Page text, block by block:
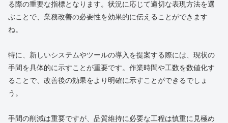
る際の重要な指標となります。状況に応じて適切な表現方法を選
ぶことで、業務改善の必要性を効果的に伝えることができます
ね。
特に、新しいシステムやツールの導入を提案する際には、現状の
手間を具体的に示すことが重要です。作業時間や工数を数値化す
ることで、改善後の効果をより明確に示すことができるでしょ
う。
手間の削減は重要ですが、品質維持に必要な工程は慎重に見極め